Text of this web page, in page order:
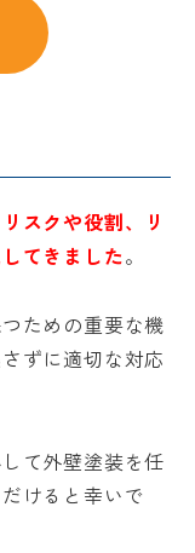
スクや役割、リ
てきました。
ための重要な機
ずに適切な対応
て外壁塗装を任
けると幸いで